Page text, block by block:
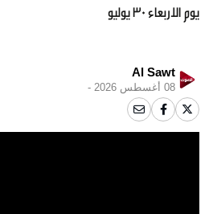
يوم الاربعاء 30 يوليو
Al Sawt
08 أغسطس 2026 -